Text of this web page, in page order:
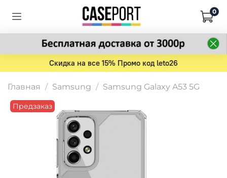
0
Скидка на все 15% Промо код leto26
Главная Samsung Samsung Galaxy A53 5G
Предзаказ